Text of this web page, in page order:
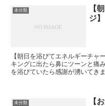
未分類
【
ジ】
【朝日を浴びてエネルギーチャ
キングに出たら鼻にツーンと痛
を浴びていたら感謝が湧いてき
未分類
【